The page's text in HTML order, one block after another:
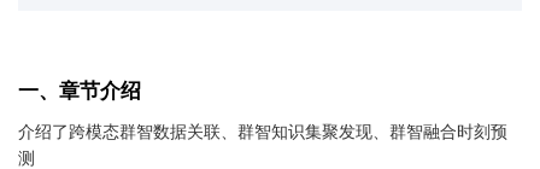
一、章节介绍
介绍了跨模态群智数据关联、群智知识集聚发现、群智融合时刻预
测